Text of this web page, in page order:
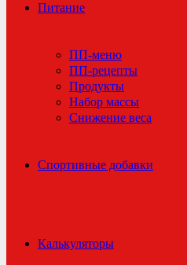
Питание
ПП-меню
ПП-рецепты
Продукты
Набор массы
Снижение веса
Спортивные добавки
Калькуляторы